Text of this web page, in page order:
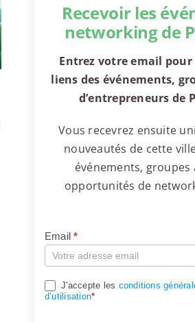
Recevoir les
networking de
Entrez votre email pour
liens des événements,
d’entrepreneurs de
Vous recevrez ensuite
nouveautés de cette
événements, groupes
opportunités de
Compte
Email*
J'accepte les conditions
d’utilisation*